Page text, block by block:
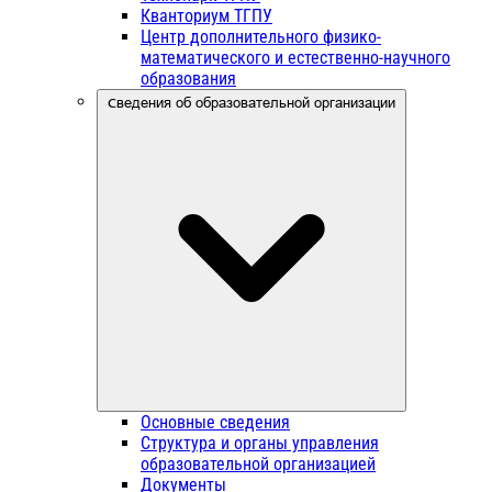
Кванториум ТГПУ
Центр дополнительного физико-
математического и естественно-научного
образования
Сведения об образовательной организации
Основные сведения
Структура и органы управления
образовательной организацией
Документы